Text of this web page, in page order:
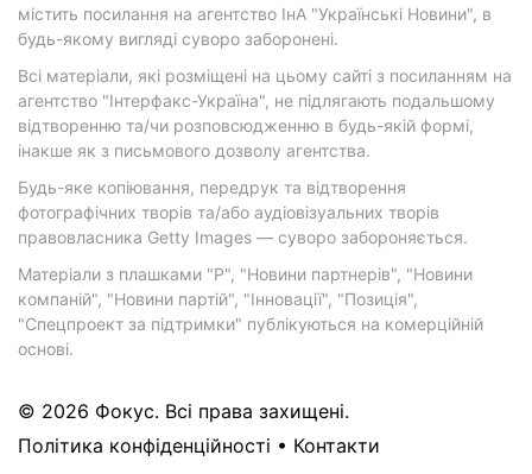
містить посилання на агентство ІнА "Українські Новини", в
будь-якому вигляді суворо заборонені.
Всі матеріали, які розміщені на цьому сайті з посиланням на
агентство "Інтерфакс-Україна", не підлягають подальшому
відтворенню та/чи розповсюдженню в будь-якій формі,
інакше як з письмового дозволу агентства.
Будь-яке копіювання, передрук та відтворення
фотографічних творів та/або аудіовізуальних творів
правовласника Getty Images — суворо забороняється.
Матеріали з плашками "Р", "Новини партнерів", "Новини
компаній", "Новини партій", "Інновації", "Позиція",
"Спецпроект за підтримки" публікуються на комерційній
основі.
© 2026 Фокус. Всі права захищені.
Політика конфіденційності • Контакти